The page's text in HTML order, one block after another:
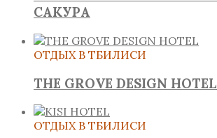
САКУРА
ОТДЫХ В ТБИЛИСИ
THE GROVE DESIGN HOTEL
ОТДЫХ В ТБИЛИСИ